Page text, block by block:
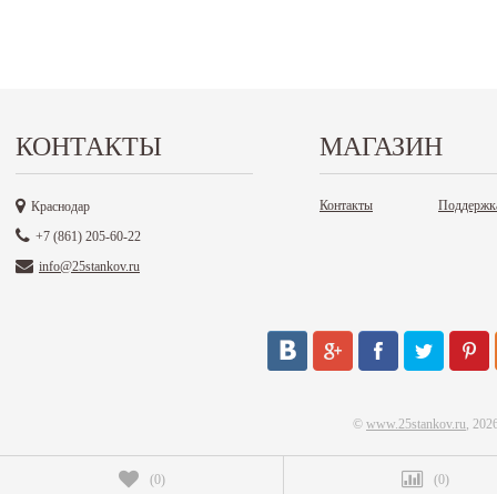
КОНТАКТЫ
Краснодар
+7 (861) 205-60-22
info@25stankov.ru
МАГАЗИН
Контакты
© www.25stankov.ru,
(0) (0)